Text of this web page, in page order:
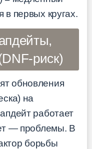
в первых кругах.
риск)
обновления
на
работает
— проблемы. В
борьбы